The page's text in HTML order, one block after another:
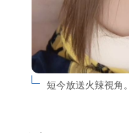
短今放送火辣視角